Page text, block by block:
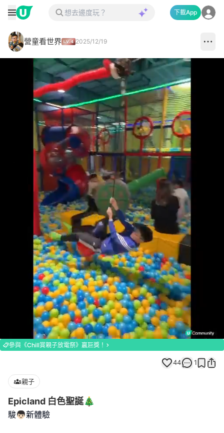
下載App
營童看世界 2025/12/19
Loaded:
100.00%
Unmute
參與《Chill賞親子放電祭》贏巨獎！
44 1
親子
Epicland 白色聖誕🎄
駿👦🏻新體驗